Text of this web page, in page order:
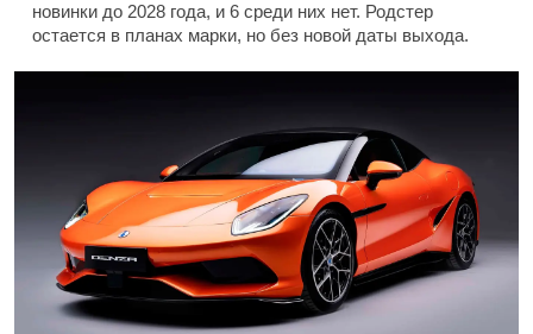
новинки до 2028 года, и 6 среди них нет. Родстер
остается в планах марки, но без новой даты выхода.